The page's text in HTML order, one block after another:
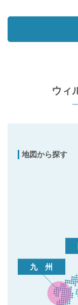
ウィ
地図から探す